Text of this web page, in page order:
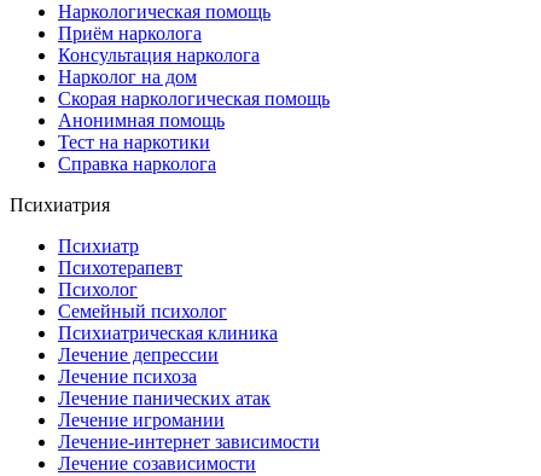
Наркологическая помощь
Приём нарколога
Консультация нарколога
Нарколог на дом
Скорая наркологическая помощь
Анонимная помощь
Тест на наркотики
Справка нарколога
Психиатрия
Психиатр
Психотерапевт
Психолог
Семейный психолог
Психиатрическая клиника
Лечение депрессии
Лечение психоза
Лечение панических атак
Лечение игромании
Лечение-интернет зависимости
Лечение созависимости